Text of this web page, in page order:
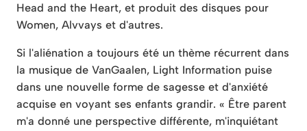
Head and the Heart, et produit des disques pour
Women, Alvvays et d'autres.
Si l'aliénation a toujours été un thème récurrent dans
la musique de VanGaalen, Light Information puise
dans une nouvelle forme de sagesse et d'anxiété
acquise en voyant ses enfants grandir. « Être parent
m'a donné une perspective différente, m'inquiétant